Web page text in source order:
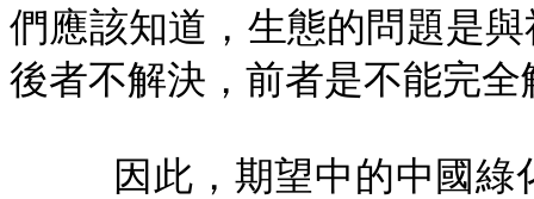
們應該知道，生態的問題是
後者不解決，前者是不能完全
因此，期望中的中國